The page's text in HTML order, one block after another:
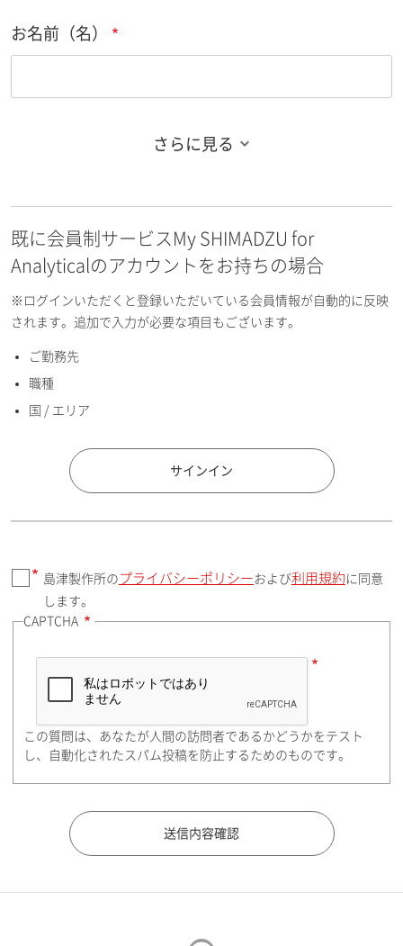
お名前（名）
お名前フリガナ（名）
E-mailアドレス（半角英数）
国 / エリア
郵便番号（勤務先）
住所検索
都道府県（勤務先）
さらに見る
既に会員制サービスMy SHIMADZU for
Analyticalのアカウントをお持ちの場合
※ログインいただくと登録いただいている会員情報が自動的に反映
されます。追加で入力が必要な項目もございます。
ご勤務先
職種
国 / エリア
サインイン
島津製作所の プライバシーポリシー および利用規約 に同意
します。
CAPTCHA
この質問は、あなたが人間の訪問者であるかどうかをテスト
し、自動化されたスパム投稿を防止するためのものです。